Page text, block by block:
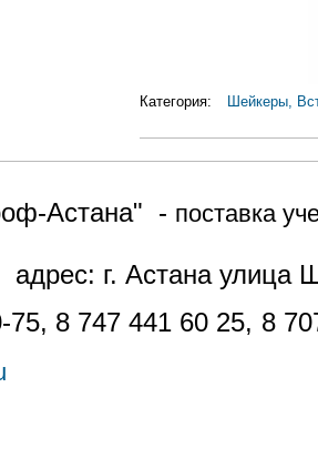
Категория: Шейкеры,
Астана" - поставка
адрес: г. Астана
75, 8 747 441 60 25, 8